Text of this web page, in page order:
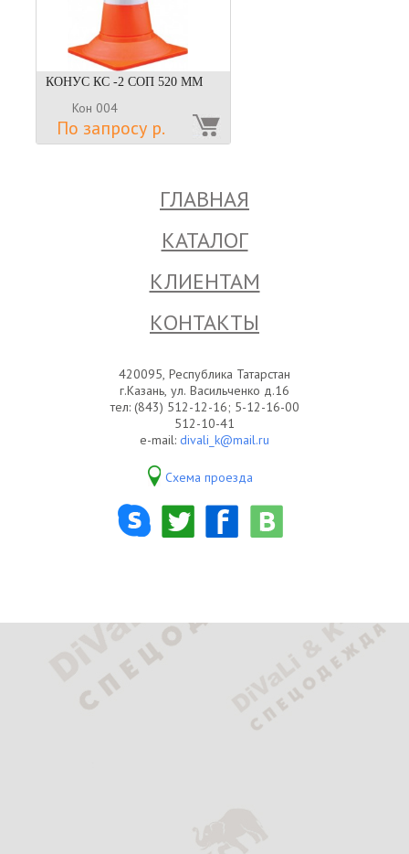
КОНУС КС -2 СОП 520 ММ
Кон 004
По запросу р.
ГЛАВНАЯ
КАТАЛОГ
КЛИЕНТАМ
КОНТАКТЫ
420095, Республика Татарстан
г.Казань, ул. Васильченко д.16
тел: (843) 512-12-16; 5-12-16-00
512-10-41
e-mail: divali_k@mail.ru
Схема проезда